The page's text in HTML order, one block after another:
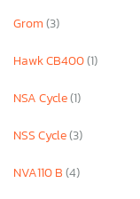
Grom(3)
Hawk CB400(1)
NSA Cycle(1)
NSS Cycle(3)
NVA110 B(4)